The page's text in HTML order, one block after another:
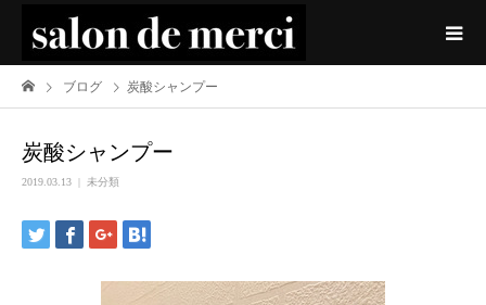
ブログ 炭酸シャンプー
炭酸シャンプー
2019.03.13 未分類